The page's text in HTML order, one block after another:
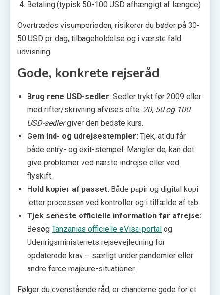
Betaling (typisk 50-100 USD afhængigt af længde)
Overtrædes visum­perioden, risikerer du bøder på 30-
50 USD pr. dag, tilbageholdelse og i værste fald
udvisning.
Gode, konkrete rejseråd
Brug rene USD-sedler: Sedler trykt før 2009 eller
med rifter/skrivning afvises ofte. 20, 50 og 100
USD-sedlergiver den bedste kurs.
Gem ind- og udrejsestempler: Tjek, at du får
både entry- og exit-stempel. Mangler de, kan det
give problemer ved næste indrejse eller ved
flyskift.
Hold kopier af passet: Både papir og digital kopi
letter processen ved kontroller og i tilfælde af tab.
Tjek seneste officielle information før afrejse:
Besøg Tanzanias officielle eVisa-portal og
Udenrigsministeriets rejsevejledning for
opdaterede krav – særligt under pandemier eller
andre force majeure-situationer.
Følger du ovenstående råd, er chancerne gode for et